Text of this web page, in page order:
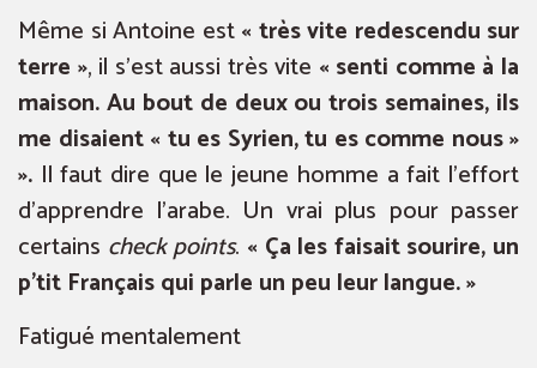
Même si Antoine est« très vite redescendu sur
terre », il s’est aussi très vite « senti comme à la
maison. Au bout de deux ou trois semaines, ils
me disaient « tu es Syrien, tu es comme nous »
». Il faut dire que le jeune homme a fait l’effort
d’apprendre l’arabe. Un vrai plus pour passer
certains check points. « Ça les faisait sourire, un
p’tit Français qui parle un peu leur langue. »
Fatigué mentalement